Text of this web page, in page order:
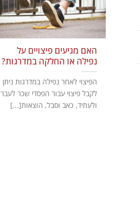
האם מגיעים פיצויים על
נפילה או החלקה במדרגות?
הפיצוי לאחר נפילה במדרגות ניתן
לקבל פיצוי עבור הפסדי שכר לעבר
ולעתיד, כאב וסבל, הוצאות[...]